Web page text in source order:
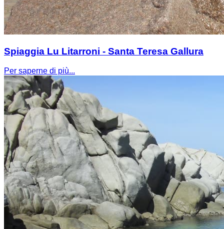
Spiaggia Lu Litarroni - Santa Teresa Gallura
Per saperne di più...